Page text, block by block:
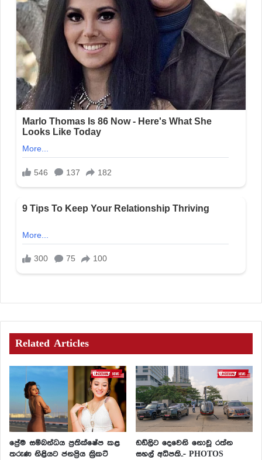
Related Articles
ප්‍රේම සම්බන්ධය ප්‍රතික්ෂේප කළ
තරුණ නිළියට ජනප්‍රිය ක්‍රිකට්
ඩඩ්ලිට දෙවෙනි නොවූ රත්න
සහල් අධිපති..- PHOTOS